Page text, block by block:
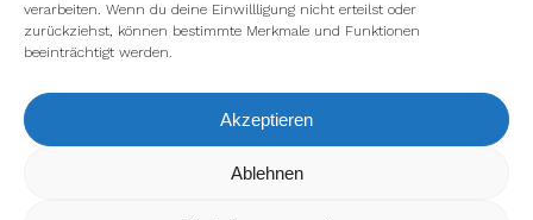
verarbeiten. Wenn du deine Einwillligung nicht erteilst oder
zurückziehst, können bestimmte Merkmale und Funktionen
beeinträchtigt werden.
Akzeptieren
Ablehnen
Wir verwenden Cookies, um dir die bestmögliche Erfahrung auf
kannst du erfahren, welche Cookies wir